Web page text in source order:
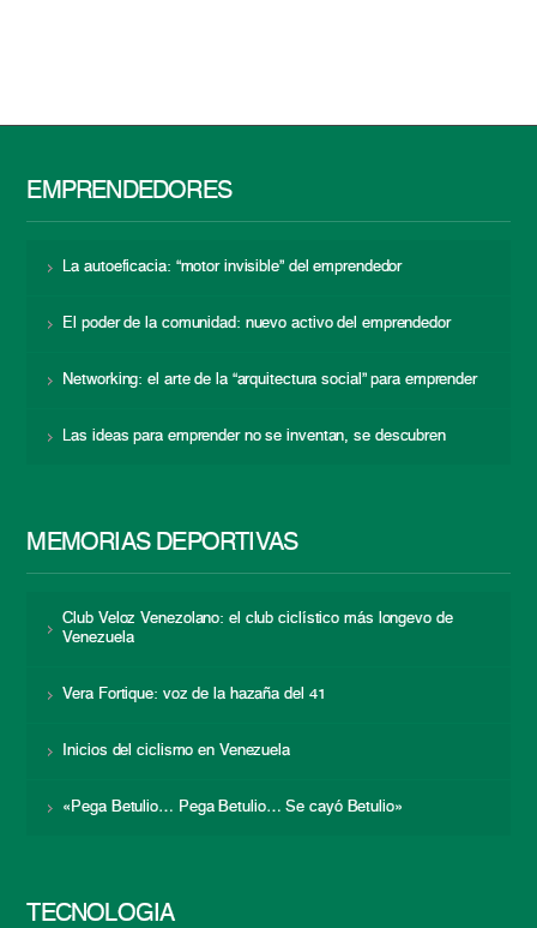
EMPRENDEDORES
La autoeficacia: “motor invisible” del emprendedor
El poder de la comunidad: nuevo activo del emprendedor
Networking: el arte de la “arquitectura social” para emprender
Las ideas para emprender no se inventan, se descubren
MEMORIAS DEPORTIVAS
Club Veloz Venezolano: el club ciclístico más longevo de
Venezuela
Vera Fortique: voz de la hazaña del 41
Inicios del ciclismo en Venezuela
«Pega Betulio… Pega Betulio… Se cayó Betulio»
TECNOLOGÍA